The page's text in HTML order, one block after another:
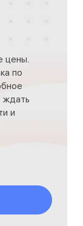
цены.
по
ждать
и